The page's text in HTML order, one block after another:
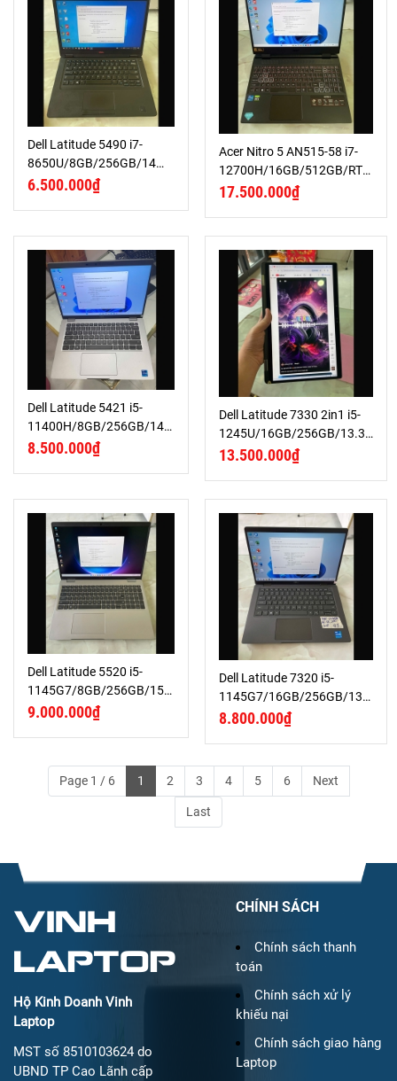
Dell Latitude 5490 i7-
8650U/8GB/256GB/14
FHD
6.500.000₫
Acer Nitro 5 AN515-58 i7-
12700H/16GB/512GB/RTX
3050Ti/15.6 FHD 144Hz
17.500.000₫
Dell Latitude 5421 i5-
11400H/8GB/256GB/14
FHD
8.500.000₫
Dell Latitude 7330 2in1 i5-
1245U/16GB/256GB/13.3
FHD
13.500.000₫
Dell Latitude 5520 i5-
1145G7/8GB/256GB/15.6
FHD
9.000.000₫
Dell Latitude 7320 i5-
1145G7/16GB/256GB/13.3
FHD
8.800.000₫
Page 1 / 6 1 2 3 4 5 6 Next
Last
VINH
LAPTOP
Hộ Kinh Doanh Vinh
Laptop
MST số 8510103624 do
UBND TP Cao Lãnh cấp
CHÍNH SÁCH
Chính sách thanh
toán
Chính sách xử lý
khiếu nại
Chính sách giao hàng
Laptop